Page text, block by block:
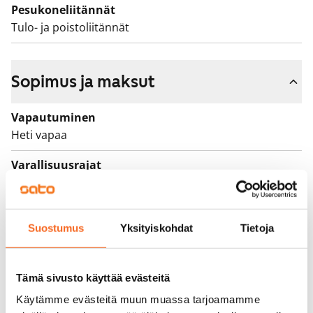
Suostumus Yksityiskohdat Tietoja
Tämä sivusto käyttää evästeitä
Käytämme evästeitä muun muassa tarjoamamme
Pesukoneliitännät
Tulo- ja poistoliitännät
Sopimus ja maksut
Vapautuminen
Heti vapaa
Varallisuusrajat
Vuokra
849 €/kk
0 €, (yrityksille min. 1 kk vuokra)
Vuokrasopimus